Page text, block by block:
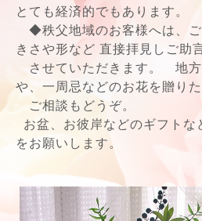
とても経済的でもあります。
◆秩父地域のお客様へは、
きさや形など 直接拝見しご助
させていただきます。 地方
や、一周忌などのお花を贈り
ご相談もどうぞ。
お盆、お彼岸などのギフトな
をお願いします。